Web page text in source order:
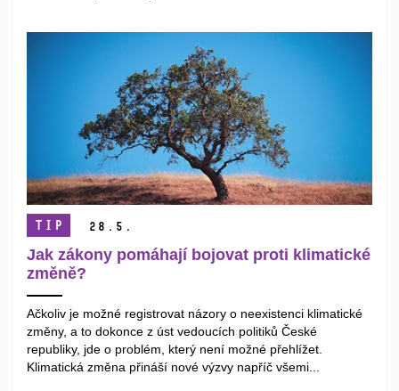
TIP 28. 5.
Jak zákony pomáhají bojovat proti klimatické
změně?
Ačkoliv je možné registrovat názory o neexistenci klimatické
změny, a to dokonce z úst vedoucích politiků České
republiky, jde o problém, který není možné přehlížet.
Klimatická změna přináší nové výzvy napříč všemi...